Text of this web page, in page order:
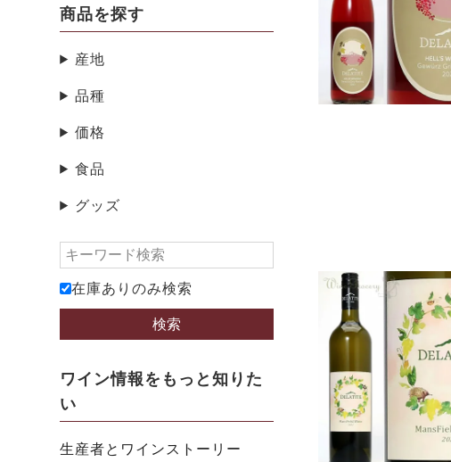
商品を探す
産地
品種
価格
食品
グッズ
在庫ありのみ検索
検索
ワイン情報をもっと知りた
い
生産者とワインストーリー